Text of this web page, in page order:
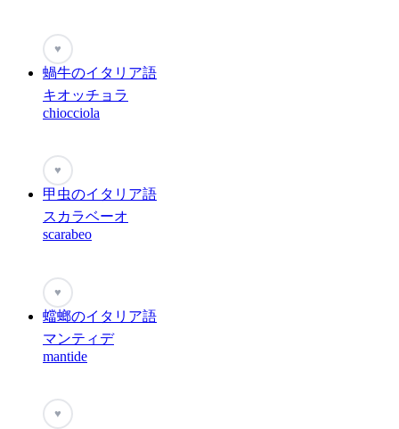
♥
蝸牛のイタリア語
キオッチョラ
chiocciola
♥
甲虫のイタリア語
スカラベーオ
scarabeo
♥
蟷螂のイタリア語
マンティデ
mantide
♥